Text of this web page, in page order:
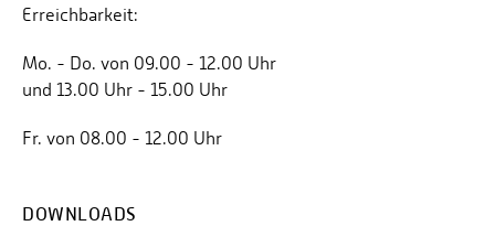
Erreichbarkeit:
Mo. - Do. von 09.00 - 12.00 Uhr
und 13.00 Uhr - 15.00 Uhr
Fr. von 08.00 - 12.00 Uhr
DOWNLOADS